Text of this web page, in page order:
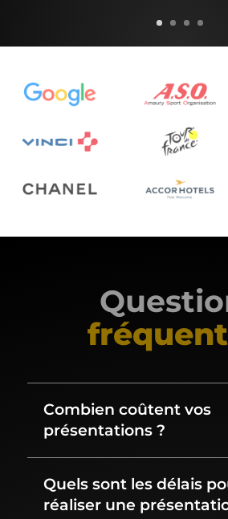
Combien coûtent vos
présentations ?
Quels sont les délais
réaliser une